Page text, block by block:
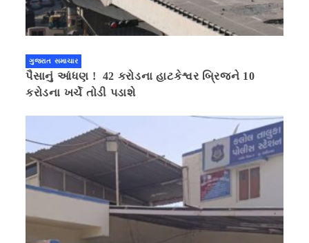
ગુજરાત સમાચાર
પૈસાનું આંધણ ! 42 કરોડના હાટકેશ્વર બ્રિજને 10
કરોડના ખર્ચે તોડી પડાશે